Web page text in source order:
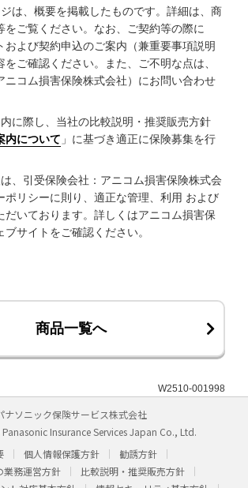
は、概要を掲載したものです。詳細は、商
をご覧ください。なお、ご契約等の際に
および契約申込のご案内（兼重要事項説明
ご確認ください。また、ご不明な点は、
ニコム損害保険株式会社）にお問い合わせ
に際し、当社の比較説明・推奨販売方針
内について 」に基づき適正に保険募集を行
、引受保険会社：アニコム損害保険株式会
ポリシーに則り、適正な管理、利用 および
だいております。詳しくはアニコム損害保
ブサイトをご確認ください。
商品一覧へ
W2510-001998
ナソニック保険サービス株式会社
Insurance Services Japan Co., Ltd.
個人情報保護方針
勧誘方針
業務運営方針
比較説明・推奨販売方針